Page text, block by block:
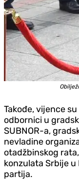
Takođe, vijence
odbornici u
SUBNOR-a,
nevladine
otadžbinskog
konzulata Srbije
partija.